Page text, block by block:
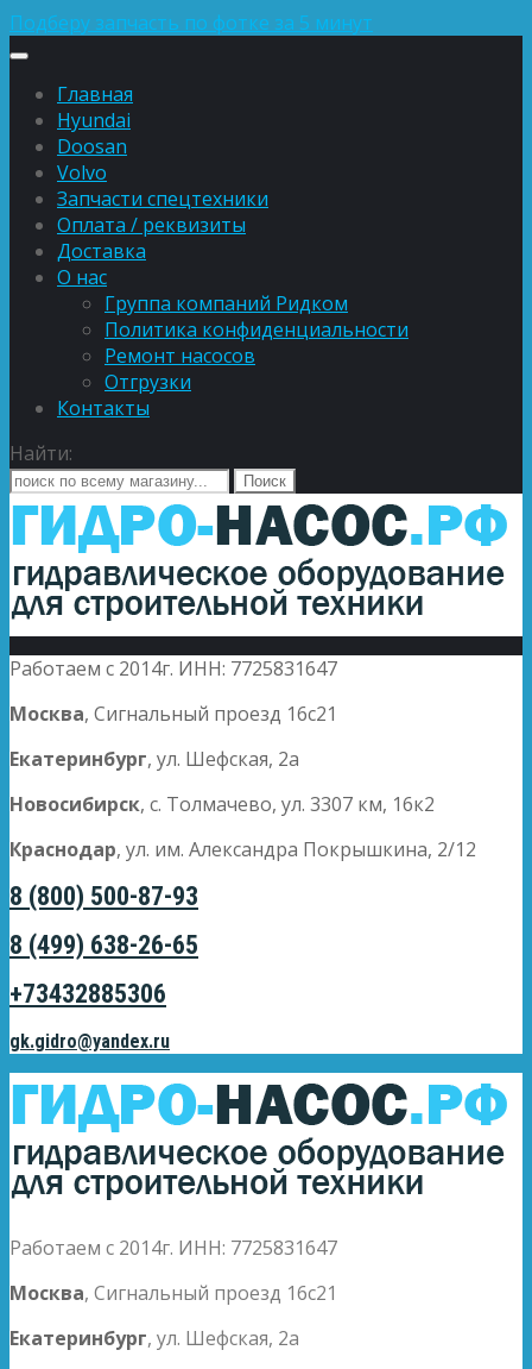
Подберу запчасть по фотке за 5 минут
Главная
Hyundai
Doosan
Volvo
Запчасти спецтехники
Оплата / реквизиты
Доставка
О нас
Группа компаний Ридком
Политика конфиденциальности
Ремонт насосов
Отгрузки
Контакты
Найти:
Работаем с 2014г. ИНН: 7725831647
Москва, Сигнальный проезд 16с21
Екатеринбург, ул. Шефская, 2а
Новосибирск, с. Толмачево, ул. 3307 км, 16к2
Краснодар, ул. им. Александра Покрышкина, 2/12
8 (800) 500-87-93
8 (499) 638-26-65
+73432885306
gk.gidro@yandex.ru
Работаем с 2014г. ИНН: 7725831647
Москва, Сигнальный проезд 16с21
Екатеринбург, ул. Шефская, 2а